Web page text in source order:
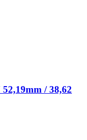
/ 38,62